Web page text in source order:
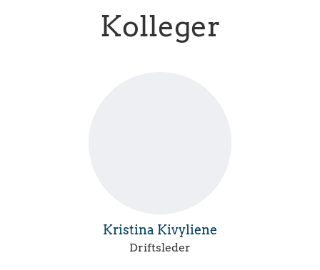
Kolleger
Kristina Kivyliene
Driftsleder